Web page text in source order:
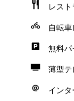
レス
自転
無料
薄型
インタ